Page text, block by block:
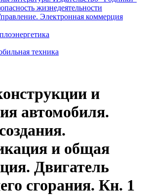
жизнедеятельности
Электронная коммерция
техника
и
автомобиля.
и общая
Двигатель
сгорания. Кн. 1